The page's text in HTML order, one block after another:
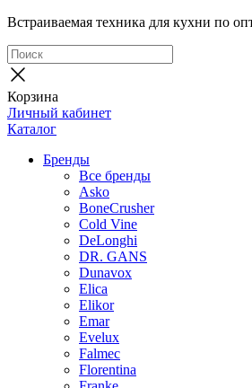
Встраиваемая техника для кухни по
Корзина
Личный кабинет
Каталог
Бренды
Все бренды
Asko
BoneCrusher
Cold Vine
DeLonghi
DR. GANS
Dunavox
Elica
Elikor
Emar
Evelux
Falmec
Florentina